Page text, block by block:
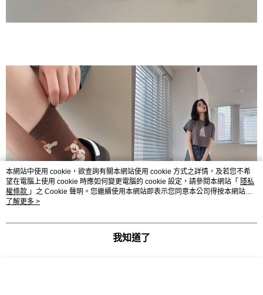
本網站中使用 cookie，欲查詢有關本網站使用 cookie 方式之詳情，及若您不希
望在電腦上使用 cookie 時應如何變更電腦的 cookie 設定，請參閱本網站「 隱私
權條款 」之 Cookie 聲明。您繼續使用本網站即表示您同意本公司得按本網站使
用條款之 Cookie 聲明使用 cookie。
了解更多 >
我知道了